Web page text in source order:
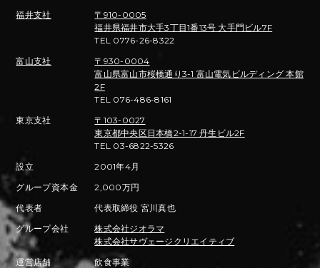
福井支社
〒910-0005
福井県福井市大手3丁目1番13号 大手門ビル7F
TEL 0776-26-8322
富山支社
〒930-0004
富山県富山市桜橋通り3-1 富山電気ビルディング 本館
2F
TEL 076-486-8161
東京支社
〒103-0027
東京都中央区日本橋2-1-17 丹生ビル2F
TEL 03-6822-5326
設立
2001年4月
グループ資本金
2,000万円
代表者
代表取締役 宮川真也
グループ会社
株式会社ジオラマ
株式会社サヴェージクリエイティブ
運営店舗
飲食事業